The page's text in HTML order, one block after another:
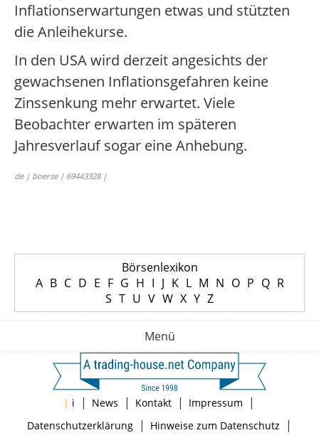
Inflationserwartungen etwas und stützten
die Anleihekurse.
In den USA wird derzeit angesichts der
gewachsenen Inflationsgefahren keine
Zinssenkung mehr erwartet. Viele
Beobachter erwarten im späteren
Jahresverlauf sogar eine Anhebung.
de | boerse | 69443328 |
Börsenlexikon
A B C D E F G H I J K L M N O P Q R
S T U V W X Y Z
Menü
| i | News | Kontakt | Impressum |
Datenschutzerklärung| Hinweise zum Datenschutz |